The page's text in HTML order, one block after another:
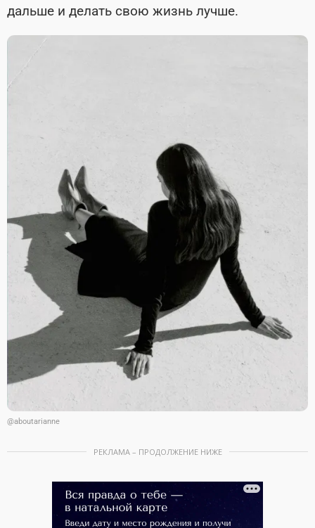
дальше и делать свою жизнь лучше.
@aboutarianne
РЕКЛАМА – ПРОДОЛЖЕНИЕ НИЖЕ